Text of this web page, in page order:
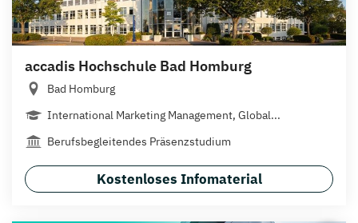
accadis Hochschule Bad Homburg
Bad Homburg
International Marketing Management, Global...
Berufsbegleitendes Präsenzstudium
Kostenloses Infomaterial